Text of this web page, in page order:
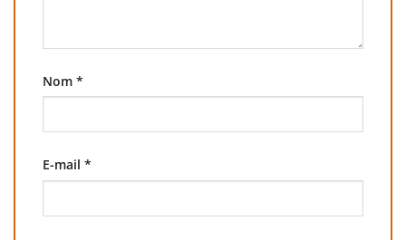
Nom *
E-mail *